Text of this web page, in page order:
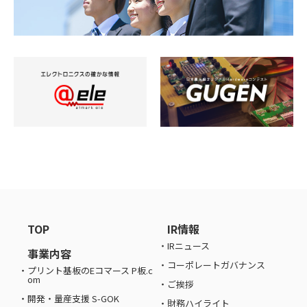
TOP
事業内容
プリント基板のEコマース P板.c
om
開発・量産支援 S-GOK
IR情報
IRニュース
コーポレートガバナンス
ご挨拶
財務ハイライト